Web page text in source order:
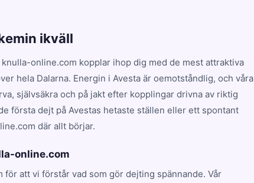
ikväll
online.com kopplar ihop dig med de mest attraktiva
hela Dalarna. Energin i Avesta är oemotståndlig, och våra
självsäkra och på jakt efter kopplingar drivna av riktig
första dejt på Avestas hetaste ställen eller ett spontant
där allt börjar.
online.com
att vi förstår vad som gör dejting spännande. Vår